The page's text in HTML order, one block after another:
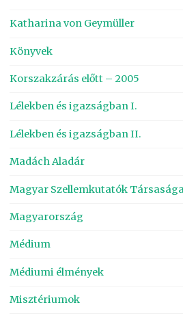
Katharina von Geymüller
Könyvek
Korszakzárás előtt – 2005
Lélekben és igazságban I.
Lélekben és igazságban II.
Madách Aladár
Magyar Szellemkutatók
Magyarország
Médium
Médiumi élmények
Misztériumok